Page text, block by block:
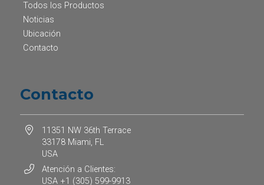
Todos los Productos
Noticias
Ubicación
Contacto
Contacto
11351 NW 36th Terrace
33178 Miami, FL
USA
Atención a Clientes:
USA +1 (305) 599-9913